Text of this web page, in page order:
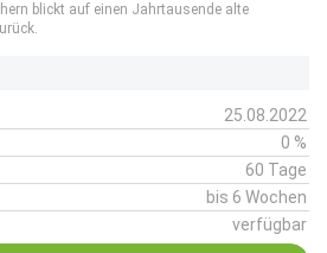
blickt auf einen Jahrtausende alte
25.08.2022
0 %
60 Tage
bis 6 Wochen
verfügbar